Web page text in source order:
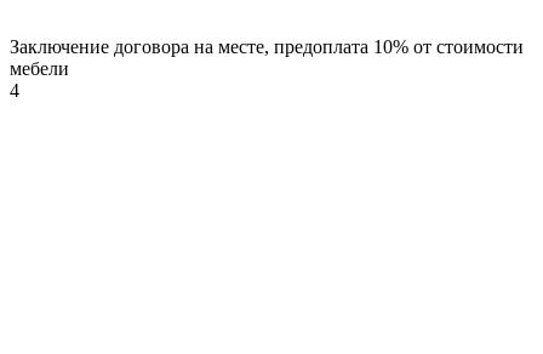
Заключение договора на месте, предоплата 10% от стоимости
мебели
4